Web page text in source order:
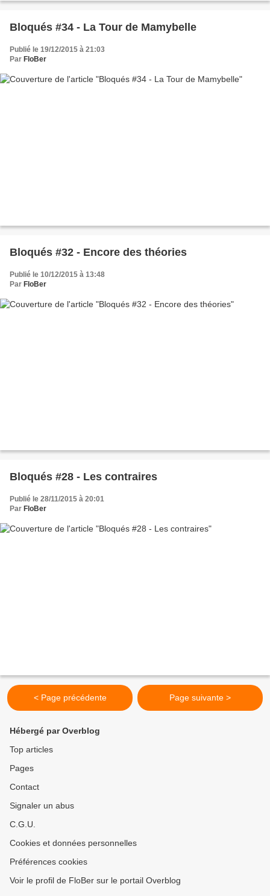
Bloqués #34 - La Tour de Mamybelle
Publié le 19/12/2015 à 21:03
Par FloBer
Bloqués #32 - Encore des théories
Publié le 10/12/2015 à 13:48
Par FloBer
Bloqués #28 - Les contraires
Publié le 28/11/2015 à 20:01
Par FloBer
< Page précédente Page suivante >
Hébergé par Overblog
Top articles
Pages
Contact
Signaler un abus
C.G.U.
Cookies et données personnelles
Préférences cookies
Voir le profil de FloBer sur le portail Overblog